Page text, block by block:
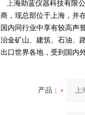
上海助蓝仪器科技有限
商，现总部位于上海，并
国内同行业中享有较高声
治金矿山、建筑、石油、
出口世界各地，受到国内
产品：